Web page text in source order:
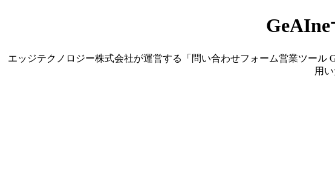
エッジテクノロジー株式会社が運営する「問い合わせフォーム営業ツール
用